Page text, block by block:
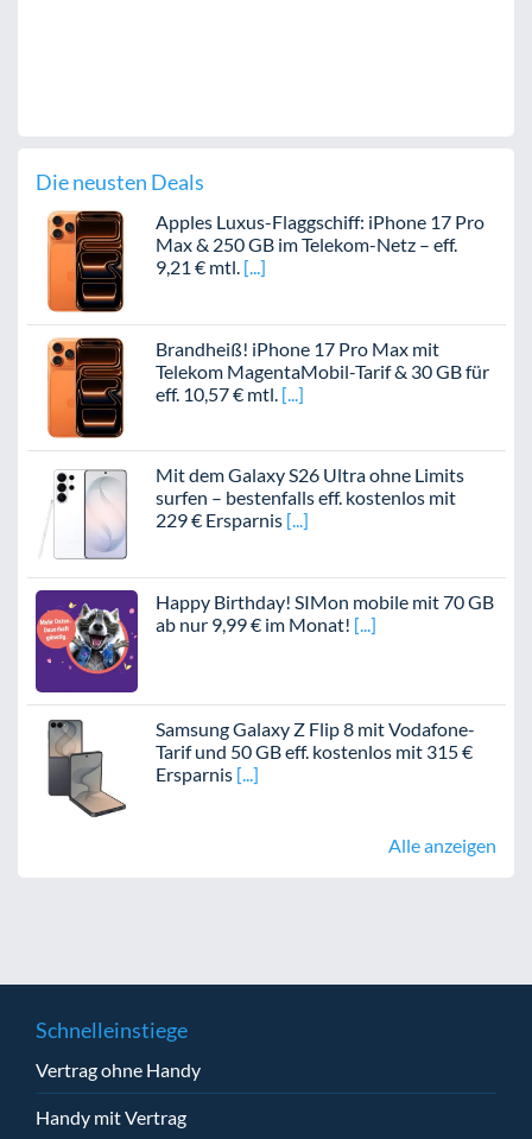
Die neusten Deals
Apples Luxus-Flaggschiff: iPhone 17 Pro
Max & 250 GB im Telekom-Netz – eff.
9,21 € mtl.
Brandheiß! iPhone 17 Pro Max mit
Telekom MagentaMobil-Tarif & 30 GB für
eff. 10,57 € mtl.
Mit dem Galaxy S26 Ultra ohne Limits
surfen – bestenfalls eff. kostenlos mit
229 € Ersparnis
Happy Birthday! SIMon mobile mit 70 GB
ab nur 9,99 € im Monat!
Samsung Galaxy Z Flip 8 mit Vodafone-
Tarif und 50 GB eff. kostenlos mit 315 €
Ersparnis
Alle anzeigen
Schnelleinstiege
Vertrag ohne Handy
Handy mit Vertrag